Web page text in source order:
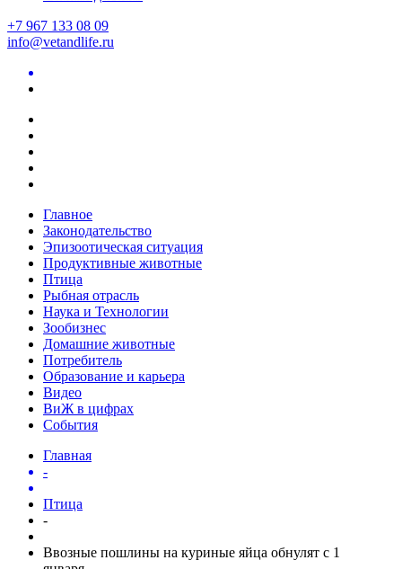
+7 967 133 08 09
info@vetandlife.ru
Главное
Законодательство
Эпизоотическая ситуация
Продуктивные животные
Птица
Рыбная отрасль
Наука и Технологии
Зообизнес
Домашние животные
Потребитель
Образование и карьера
Видео
ВиЖ в цифрах
События
Главная
-
Птица
-
Ввозные пошлины на куриные яйца обнулят с 1